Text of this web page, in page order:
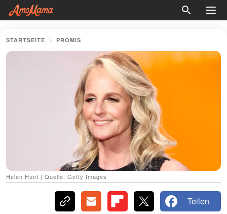
STARTSEITE PROMIS
Helen Hunt | Quelle: Getty Images
Teilen